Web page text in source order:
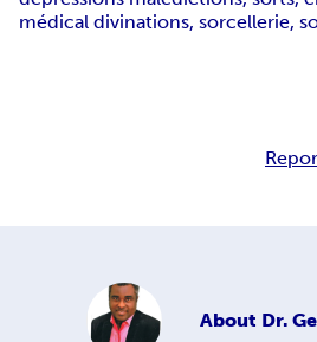
médical divinations, sorcellerie,
About Dr.